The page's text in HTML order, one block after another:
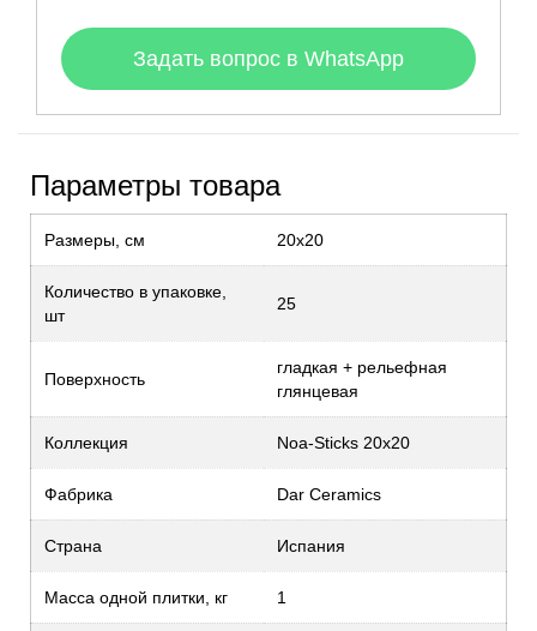
Задать вопрос в WhatsApp
Параметры товара
Размеры, см 20x20
Количество в упаковке,
шт
25
Поверхность
гладкая + рельефная
глянцевая
Коллекция Noa-Sticks 20x20
Фабрика Dar Ceramics
Страна Испания
Масса одной плитки, кг 1